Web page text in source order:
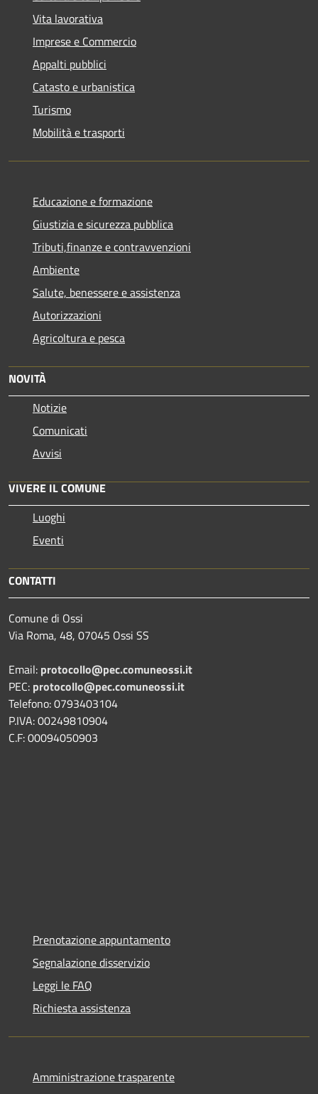
Vita lavorativa
Imprese e Commercio
Appalti pubblici
Catasto e urbanistica
Turismo
Mobilità e trasporti
Educazione e formazione
Giustizia e sicurezza pubblica
Tributi,finanze e contravvenzioni
Ambiente
Salute, benessere e assistenza
Autorizzazioni
Agricoltura e pesca
NOVITÀ
Notizie
Comunicati
Avvisi
VIVERE IL COMUNE
Luoghi
Eventi
CONTATTI
Comune di Ossi
Via Roma, 48, 07045 Ossi SS
Email: protocollo@pec.comuneossi.it
PEC: protocollo@pec.comuneossi.it
Telefono: 0793403104
P.IVA: 00249810904
C.F: 00094050903
Prenotazione appuntamento
Segnalazione disservizio
Leggi le FAQ
Richiesta assistenza
Amministrazione trasparente